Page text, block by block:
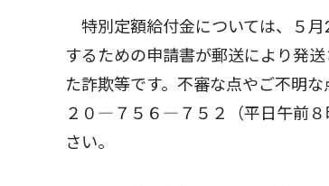
特別定額給付金については、５
するための申請書が郵送により発
た詐欺等です。不審な点やご不明
２０―７５６―７５２（平日午前８
さい。